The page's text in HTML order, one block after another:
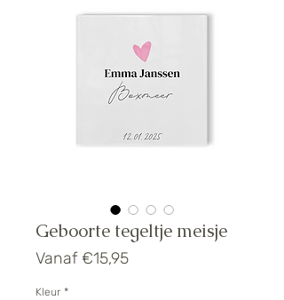
Geboorte tegeltje meisje
Vanaf €15,95Verkoopprijs
Kleur *